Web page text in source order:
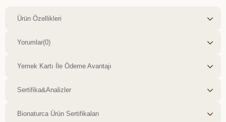
Ürün Özellikleri
Yorumlar(0)
Yemek Kartı İle Ödeme Avantajı
Sertifika&Analizler
Bionaturca Ürün Sertifikaları